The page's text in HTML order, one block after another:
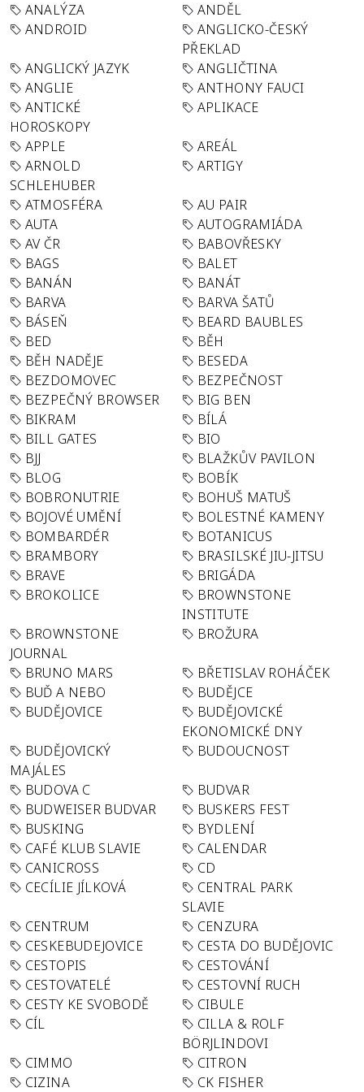
ANALÝZA
ANDĚL
ANDROID
ANGLICKO-ČESKÝ
PŘEKLAD
ANGLICKÝ JAZYK
ANGLIČTINA
ANGLIE
ANTHONY FAUCI
ANTICKÉ
HOROSKOPY
APLIKACE
APPLE
AREÁL
ARNOLD
SCHLEHUBER
ARTIGY
ATMOSFÉRA
AU PAIR
AUTA
AUTOGRAMIÁDA
AV ČR
BABOVŘESKY
BAGS
BALET
BANÁN
BANÁT
BARVA
BARVA ŠATŮ
BÁSEŇ
BEARD BAUBLES
BED
BĚH
BĚH NADĚJE
BESEDA
BEZDOMOVEC
BEZPEČNOST
BEZPEČNÝ BROWSER
BIG BEN
BIKRAM
BÍLÁ
BILL GATES
BIO
BJJ
BLAŽKŮV PAVILON
BLOG
BOBÍK
BOBRONUTRIE
BOHUŠ MATUŠ
BOJOVÉ UMĚNÍ
BOLESTNÉ KAMENY
BOMBARDÉR
BOTANICUS
BRAMBORY
BRASILSKÉ JIU-JITSU
BRAVE
BRIGÁDA
BROKOLICE
BROWNSTONE
INSTITUTE
BROWNSTONE
JOURNAL
BROŽURA
BRUNO MARS
BŘETISLAV ROHÁČEK
BUĎ A NEBO
BUDĚJCE
BUDĚJOVICE
BUDĚJOVICKÉ
EKONOMICKÉ DNY
BUDĚJOVICKÝ
MAJÁLES
BUDOUCNOST
BUDOVA C
BUDVAR
BUDWEISER BUDVAR
BUSKERS FEST
BUSKING
BYDLENÍ
CAFÉ KLUB SLAVIE
CALENDAR
CANICROSS
CD
CECÍLIE JÍLKOVÁ
CENTRAL PARK
SLAVIE
CENTRUM
CENZURA
CESKEBUDEJOVICE
CESTA DO BUDĚJOVIC
CESTOPIS
CESTOVÁNÍ
CESTOVATELÉ
CESTOVNÍ RUCH
CESTY KE SVOBODĚ
CIBULE
CÍL
CILLA & ROLF
BÖRJLINDOVI
CIMMO
CITRON
CIZINA
CK FISHER